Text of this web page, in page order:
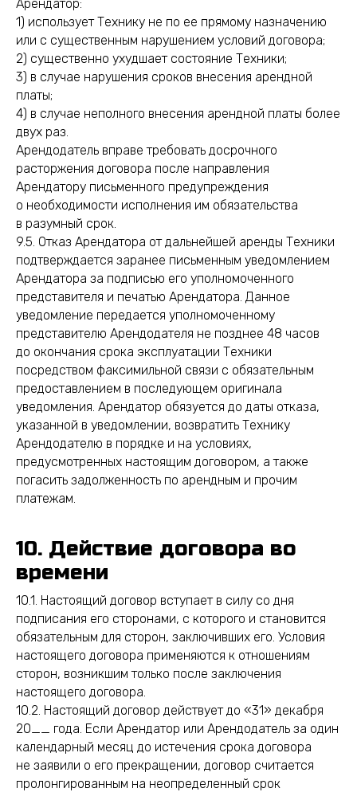
Арендатор:
1) использует Технику не по ее прямому назначению
или с существенным нарушением условий договора;
2) существенно ухудшает состояние Техники;
3) в случае нарушения сроков внесения арендной
платы;
4) в случае неполного внесения арендной платы более
двух раз.
Арендодатель вправе требовать досрочного
расторжения договора после направления
Арендатору письменного предупреждения
о необходимости исполнения им обязательства
в разумный срок.
9.5. Отказ Арендатора от дальнейшей аренды Техники
подтверждается заранее письменным уведомлением
Арендатора за подписью его уполномоченного
представителя и печатью Арендатора. Данное
уведомление передается уполномоченному
представителю Арендодателя не позднее 48 часов
до окончания срока эксплуатации Техники
посредством факсимильной связи с обязательным
предоставлением в последующем оригинала
уведомления. Арендатор обязуется до даты отказа,
указанной в уведомлении, возвратить Технику
Арендодателю в порядке и на условиях,
предусмотренных настоящим договором, а также
погасить задолженность по арендным и прочим
платежам.
10. Действие договора во
времени
10.1. Настоящий договор вступает в силу со дня
подписания его сторонами, с которого и становится
обязательным для сторон, заключивших его. Условия
настоящего договора применяются к отношениям
сторон, возникшим только после заключения
настоящего договора.
10.2. Настоящий договор действует до «31» декабря
20__ года. Если Арендатор или Арендодатель за один
календарный месяц до истечения срока договора
не заявили о его прекращении, договор считается
пролонгированным на неопределенный срок